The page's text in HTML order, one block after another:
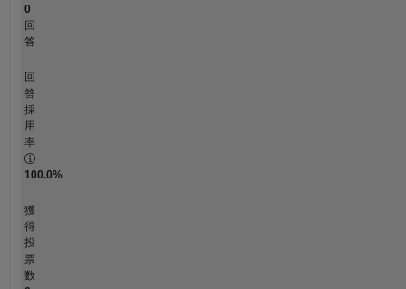
0
回
答
回
答
採
用
率
100.0%
獲
得
投
票
数